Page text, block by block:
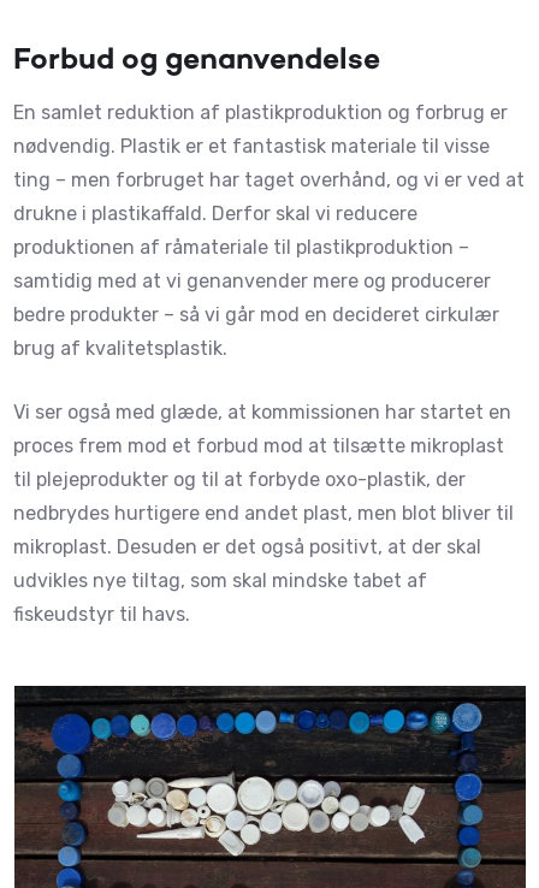
Forbud og genanvendelse
En samlet reduktion af plastikproduktion og forbrug er
nødvendig. Plastik er et fantastisk materiale til visse
ting – men forbruget har taget overhånd, og vi er ved at
drukne i plastikaffald. Derfor skal vi reducere
produktionen af råmateriale til plastikproduktion –
samtidig med at vi genanvender mere og producerer
bedre produkter – så vi går mod en decideret cirkulær
brug af kvalitetsplastik.
Vi ser også med glæde, at kommissionen har startet en
proces frem mod et forbud mod at tilsætte mikroplast
til plejeprodukter og til at forbyde oxo-plastik, der
nedbrydes hurtigere end andet plast, men blot bliver til
mikroplast. Desuden er det også positivt, at der skal
udvikles nye tiltag, som skal mindske tabet af
fiskeudstyr til havs.